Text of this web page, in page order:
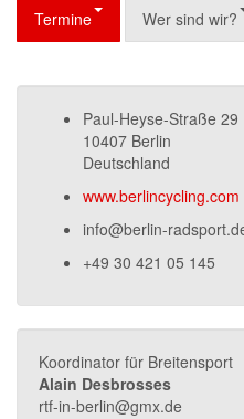
Termine Wer sind wir?
Paul-Heyse-Straße 29
10407 Berlin
Deutschland
www.berlincycling.com
info@berlin-
+49 30 421 05 145
Koordinator für Breitensport
Alain Desbrosses
rtf-in-berlin@gmx.de